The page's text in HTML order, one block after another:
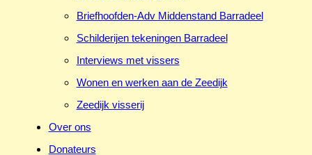
Briefhoofden-Adv Middenstand Barradeel
Schilderijen tekeningen Barradeel
Interviews met vissers
Wonen en werken aan de Zeedijk
Zeedijk visserij
Over ons
Donateurs